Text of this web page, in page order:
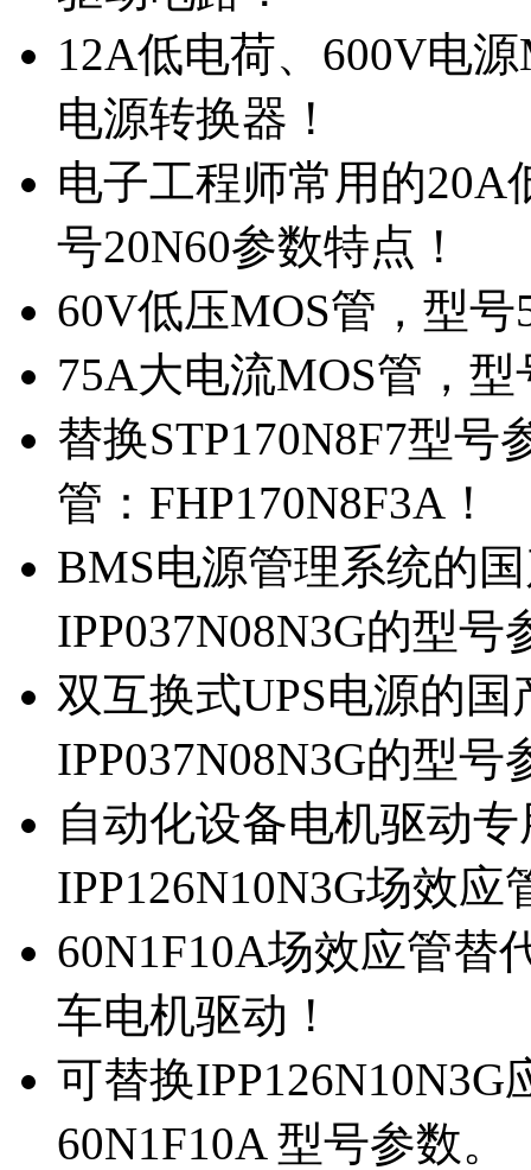
12A低电荷、600V电
电源转换器！
电子工程师常用的20A
号20N60参数特点！
60V低压MOS管，型
75A大电流MOS管，
替换STP170N8F7型
管：FHP170N8F3A！
BMS电源管理系统的
IPP037N08N3G的型号
双互换式UPS电源的
IPP037N08N3G的型号
自动化设备电机驱动
IPP126N10N3G场效应
60N1F10A场效应管替
车电机驱动！
可替换
60N1F10A 型号参数。